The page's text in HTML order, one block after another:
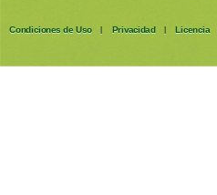
Condiciones de Uso | Privacidad | Licencia